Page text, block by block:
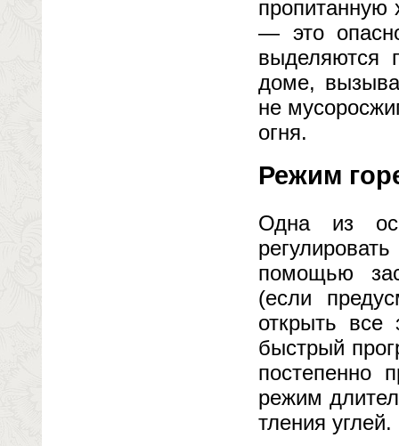
пропитанную
— это
выделяются
доме,
не
огня.
Режим
Одна из
помощью
(если
открыть все
быстрый
постепенно
режим
тления углей.